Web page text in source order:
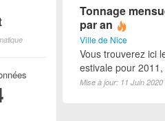
Tonnage
par an
Ville de Nice
Vous trouverez ici
estivale pour
Mise à jour: 11 Juin 2020